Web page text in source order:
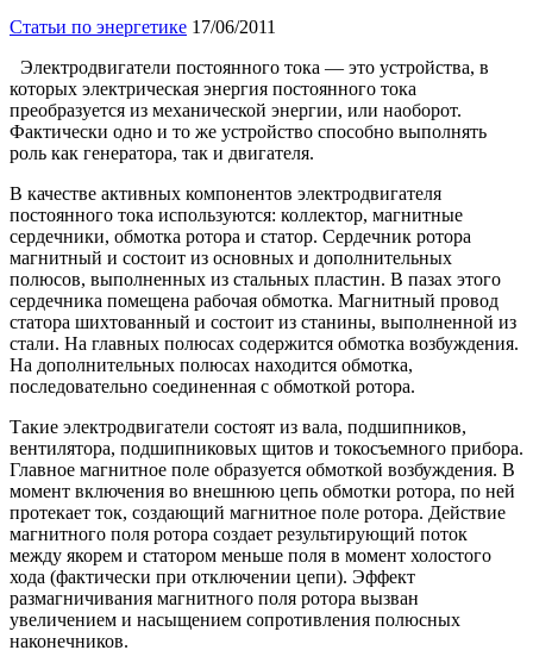
Статьи по энергетике 17/06/2011
Электродвигатели постоянного тока — это устройства, в
которых электрическая энергия постоянного тока
преобразуется из механической энергии, или наоборот.
Фактически одно и то же устройство способно выполнять
роль как генератора, так и двигателя.
В качестве активных компонентов электродвигателя
постоянного тока используются: коллектор, магнитные
сердечники, обмотка ротора и статор. Сердечник ротора
магнитный и состоит из основных и дополнительных
полюсов, выполненных из стальных пластин. В пазах этого
сердечника помещена рабочая обмотка. Магнитный провод
статора шихтованный и состоит из станины, выполненной из
стали. На главных полюсах содержится обмотка возбуждения.
На дополнительных полюсах находится обмотка,
последовательно соединенная с обмоткой ротора.
Такие электродвигатели состоят из вала, подшипников,
вентилятора, подшипниковых щитов и токосъемного прибора.
Главное магнитное поле образуется обмоткой возбуждения. В
момент включения во внешнюю цепь обмотки ротора, по ней
протекает ток, создающий магнитное поле ротора. Действие
магнитного поля ротора создает результирующий поток
между якорем и статором меньше поля в момент холостого
хода (фактически при отключении цепи). Эффект
размагничивания магнитного поля ротора вызван
увеличением и насыщением сопротивления полюсных
наконечников.